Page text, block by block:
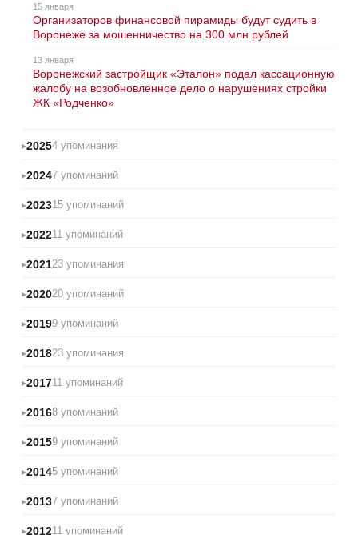
15 января
Организаторов финансовой пирамиды будут судить в
Воронеже за мошенничество на 300 млн рублей
13 января
Воронежский застройщик «Эталон» подал кассационную
жалобу на возобновленное дело о нарушениях стройки
ЖК «Родченко»
20254 упоминания
20247 упоминаний
202315 упоминаний
202211 упоминаний
202123 упоминания
202020 упоминаний
20199 упоминаний
201823 упоминания
201711 упоминаний
20168 упоминаний
20159 упоминаний
20145 упоминаний
20137 упоминаний
201211 упоминаний